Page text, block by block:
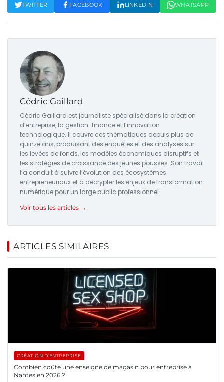
TWITTER FACEBOOK LINKEDIN WHATSAPP
Cédric Gaillard
Cédric Gaillard est journaliste spécialisé dans la création
d’entreprise, la gestion-finance et l’innovation
technologique. Il couvre ces thématiques depuis plus de
quinze ans, produisant des enquêtes et des analyses sur
les levées de fonds, les modèles économiques disruptifs et
les stratégies de croissance des jeunes pousses. Son travail
l’a conduit à suivre l’évolution des écosystèmes
entrepreneuriaux et à décrypter les enjeux de transformation
numérique pour un large public professionnel.
Voir tous les articles →
ARTICLES SIMILAIRES
CRÉATION D’ENTREPRISE
Combien coûte une enseigne de magasin pour entreprise à
Nantes en 2026 ?